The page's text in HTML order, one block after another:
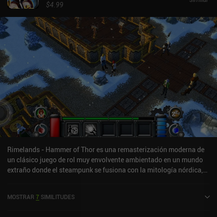
$4.99
Rimelands - Hammer of Thor es una remasterización moderna de
un clásico juego de rol muy envolvente ambientado en un mundo
extraño donde el steampunk se fusiona con la mitología nórdica,
asesinato de su familia en medio del caos de las tensiones
MOSTRAR 7 SIMILITUDES